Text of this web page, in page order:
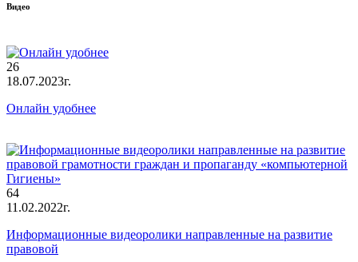
Видео
26
18.07.2023г.
Онлайн удобнее
64
11.02.2022г.
Информационные видеоролики направленные на развитие
правовой